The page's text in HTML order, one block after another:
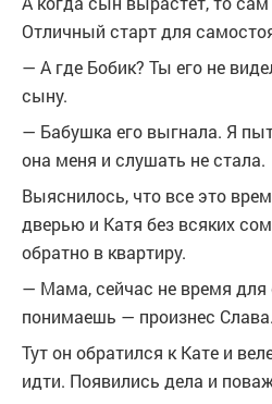
Отличный старт для
— А где Бобик? Ты его не
сыну.
— Бабушка его выгнала. Я
она меня и слушать не стала.
Выяснилось, что все это
дверью и Катя без всяких
обратно в квартиру.
— Мама, сейчас не время
понимаешь — произнес Слава.
Тут он обратился к Кате и
идти. Появились дела и